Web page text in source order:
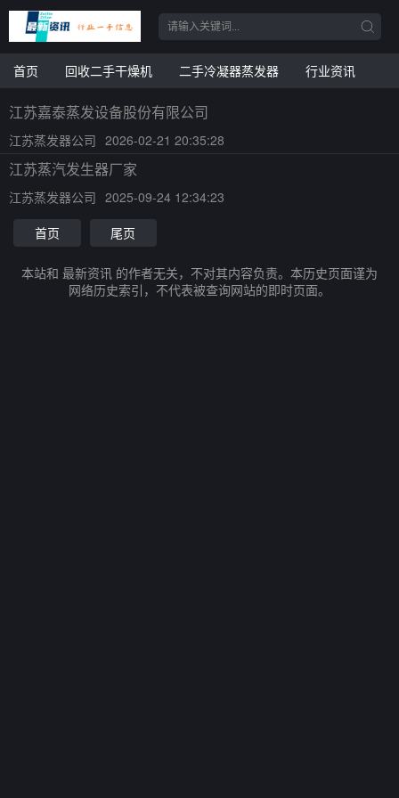
首页 回收二手干燥机 二手冷凝器蒸发器 行业资讯
江苏嘉泰蒸发设备股份有限公司
江苏蒸发器公司 2026-02-21 20:35:28
江苏蒸汽发生器厂家
江苏蒸发器公司 2025-09-24 12:34:23
首页
尾页
本站和 最新资讯 的作者无关，不对其内容负责。本历史页面谨为
网络历史索引，不代表被查询网站的即时页面。